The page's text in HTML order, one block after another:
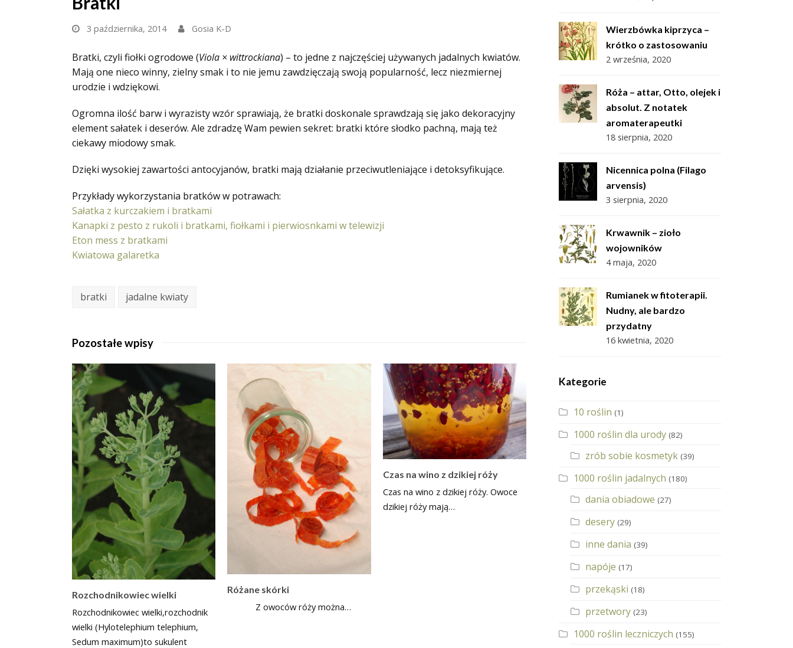
3 października, 2014 Gosia K-D
Bratki, czyli fiołki ogrodowe (Viola × wittrockiana) – to jedne z najczęściej używanych jadalnych kwiatów.
Mają one nieco winny, zielny smak i to nie jemu zawdzięczają swoją popularność, lecz niezmiernej
urodzie i wdziękowi.
Ogromna ilość barw i wyrazisty wzór sprawiają, że bratki doskonale sprawdzają się jako dekoracyjny
element sałatek i deserów. Ale zdradzę Wam pewien sekret: bratki które słodko pachną, mają też
ciekawy miodowy smak.
Dzięki wysokiej zawartości antocyjanów, bratki mają działanie przeciwutleniające i detoksyfikujące.
Przykłady wykorzystania bratków w potrawach:
Sałatka z kurczakiem i bratkami
Kanapki z pesto z rukoli i bratkami, fiołkami i pierwiosnkami w telewizji
Eton mess z bratkami
Kwiatowa galaretka
bratki jadalne kwiaty
Pozostałe wpisy
Rozchodnikowiec wielki
Rozchodnikowiec wielki,rozchodnik
wielki (Hylotelephium telephium,
Sedum maximum)to sukulent
Różane skórki
Z owoców róży można…
Czas na wino z dzikiej róży
Czas na wino z dzikiej róży. Owoce
dzikiej róży mają…
Wierzbówka kiprzyca –
krótko o zastosowaniu
2 września, 2020
Róża – attar, Otto, olejek i
absolut. Z notatek
aromaterapeutki
18 sierpnia, 2020
Nicennica polna (Filago
arvensis)
3 sierpnia, 2020
Krwawnik – zioło
wojowników
4 maja, 2020
Rumianek w fitoterapii.
Nudny, ale bardzo
przydatny
16 kwietnia, 2020
Kategorie
10 roślin (1)
1000 roślin dla urody (82)
zrób sobie kosmetyk (39)
1000 roślin jadalnych (180)
dania obiadowe (27)
desery (29)
inne dania (39)
napóje (17)
przekąski (18)
przetwory (23)
1000 roślin leczniczych (155)